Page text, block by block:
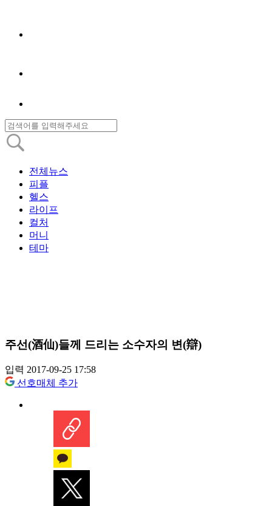
전체뉴스
피플
헬스
라이프
컬처
머니
테마
주선(酒仙)들께 드리는 소수자의 변(辯)
입력 2017-09-25 17:58
선호매체 추가